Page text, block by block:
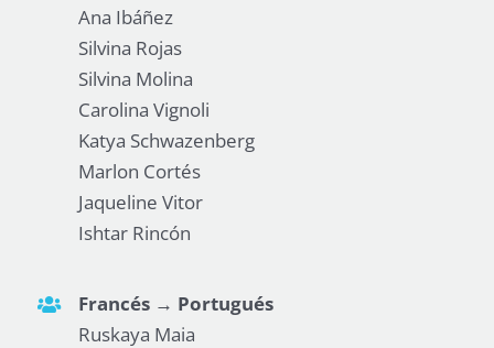
Ana Ibáñez
Silvina Rojas
Silvina Molina
Carolina Vignoli
Katya Schwazenberg
Marlon Cortés
Jaqueline Vitor
Ishtar Rincón
Francés → Portugués
Ruskaya Maia